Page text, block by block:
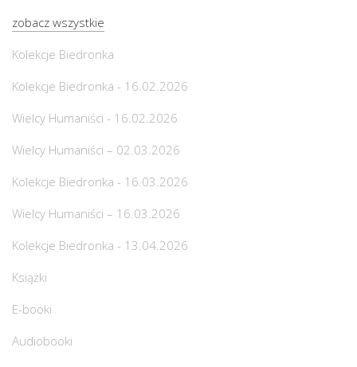
zobacz wszystkie
Kolekcje Biedronka
Kolekcje Biedronka - 16.02.2026
Wielcy Humaniści - 16.02.2026
Wielcy Humaniści – 02.03.2026
Kolekcje Biedronka - 16.03.2026
Wielcy Humaniści – 16.03.2026
Kolekcje Biedronka - 13.04.2026
Książki
E-booki
Audiobooki